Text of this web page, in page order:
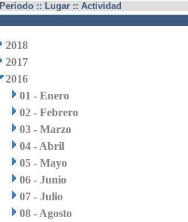
Periodo :: Lugar :: Actividad
2018
2017
2016
01 - Enero
02 - Febrero
03 - Marzo
04 - Abril
05 - Mayo
06 - Junio
07 - Julio
08 - Agosto